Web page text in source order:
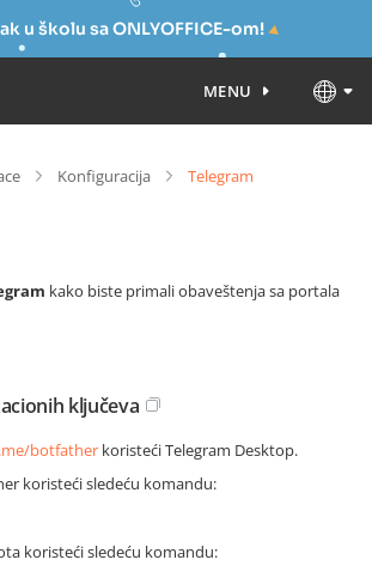
u školu sa ONLYOFFICE-om!
MENU
Konfiguracija Telegram
kako biste primali obaveštenja sa portala
ključeva
botfather koristeći Telegram Desktop.
koristeći sledeću komandu:
koristeći sledeću komandu: